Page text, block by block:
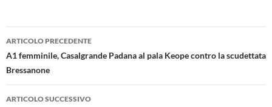
Navigazione
articolo
ARTICOLO PRECEDENTE
A1 femminile, Casalgrande Padana al pala Keope contro la scudettata
Bressanone
ARTICOLO SUCCESSIVO